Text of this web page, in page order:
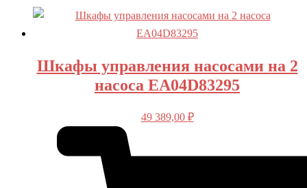
Шкафы управления насосами на 2
насоса EA04D83295
49 389,00 ₽